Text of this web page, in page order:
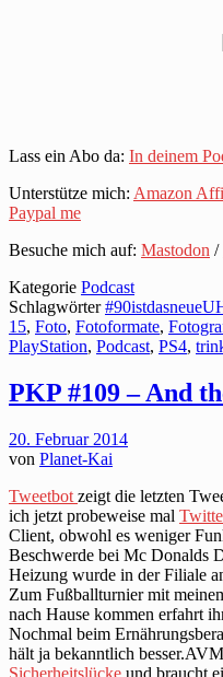
Lass ein Abo da: In deinem
Unterstütze mich: Amazon
Paypal me
Besuche mich auf: Mastodon /
Kategorie Podcast
Schlagwörter
15, Foto, Fotoformate,
PlayStation, Podcast, PS4,
PKP #109 – And
20. Februar 2014
von Planet-Kai
Tweetbot zeigt die letzten
ich jetzt probeweise mal
Client, obwohl es weniger
Beschwerde bei Mc Donalds
Heizung wurde in der Filiale
Zum Fußballturnier mit
nach Hause kommen erfahrt
Nochmal beim
hält ja bekanntlich